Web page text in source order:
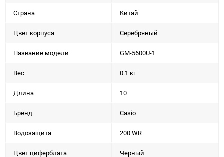
Страна Китай
Цвет корпуса Серебряный
Название модели GM-5600U-1
Вес 0.1 кг
Длина 10
Бренд Casio
Водозащита 200 WR
Цвет циферблата Черный